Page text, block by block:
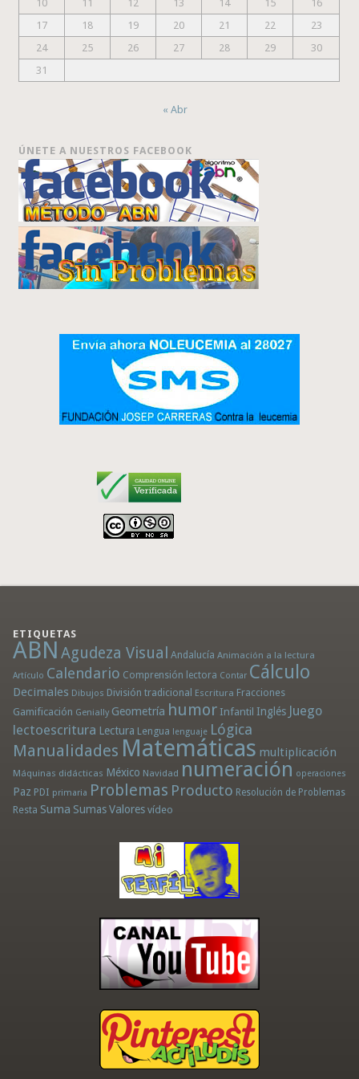
10
11 12 13 14 15
16
17
18 19 20 21 22
23
24
25 26 27 28 29
30
31
« Abr
ÚNETE A NUESTROS FACEBOOK
ETIQUETAS
ABN Agudeza Visual Andalucía Animación a la lectura
Artículo Calendario Comprensión lectora Contar Cálculo
Decimales Dibujos División tradicional Escritura Fracciones
Gamificación Genially Geometría humor Infantil Inglés Juego
lectoescritura Lectura Lengua lenguaje Lógica
Manualidades Matemáticas multiplicación
Máquinas didácticas México Navidad numeración operaciones
Paz PDI primaria Problemas Producto Resolución de Problemas
Resta Suma Sumas Valores vídeo